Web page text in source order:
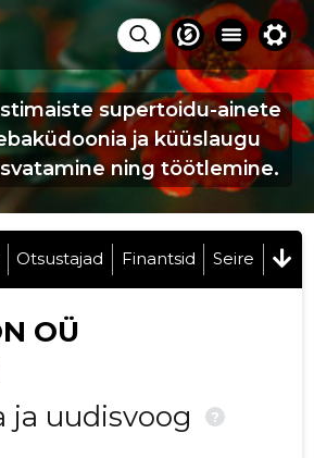
supertoidu-ainete
ja küüslaugu
ning töötlemine.
Otsustajad Finantsid Seire
OÜ
ja uudisvoog ?